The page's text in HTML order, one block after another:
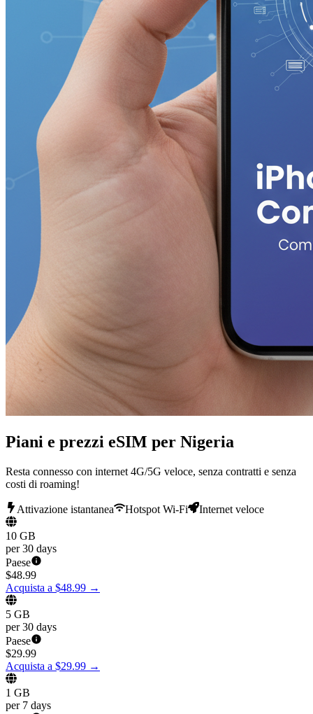
Piani e prezzi eSIM per Nigeria
Resta connesso con internet 4G/5G veloce, senza contratti e senza
costi di roaming!
Attivazione istantanea Hotspot Wi-Fi Internet veloce
10 GB
per 30 days
Paese
$48.99
Acquista a $48.99 →
5 GB
per 30 days
Paese
$29.99
Acquista a $29.99 →
1 GB
per 7 days